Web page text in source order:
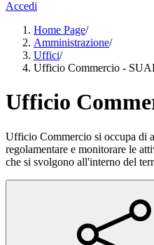
Accedi
Home Page/
Amministrazione/
Uffici/
Ufficio Commercio -
Ufficio
Ufficio Commercio si occupa di
regolamentare e monitorare le
che si svolgono all'interno del